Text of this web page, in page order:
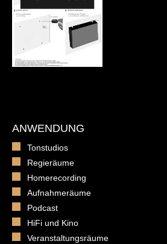
ANWENDUNG
Tonstudios
Regieräume
Homerecording
Aufnahmeräume
Podcast
HiFi und Kino
Veranstaltungsräume